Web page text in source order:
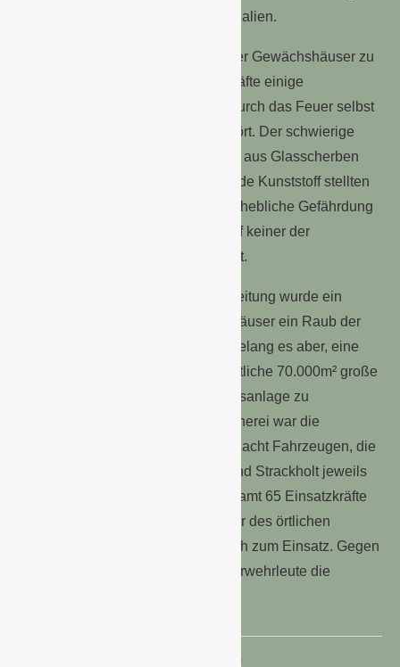
mit Verpackungs- und Arbeitsmaterialien.
Um sich Zugang zum Innenraum der Gewächshäuser zu
verschaffen, mussten die Einsatzkräfte einige
Glasscheiben einschlagen. Auch durch das Feuer selbst
wurden etliche Glasscheiben zerstört. Der schwierige
Zugang zum Brandobjekt, ein Meer aus Glasscherben
und der heruntertropfende brennende Kunststoff stellten
für die Einsatzkräfte eine nicht unerhebliche Gefährdung
dar. Dennoch wurde im Innenangriff keiner der
eigesetzten Feuerwehrleute verletzt.
Aufgrund der rasanten Brandausbreitung wurde ein
Großteil der betroffenen Gewächshäuser ein Raub der
Flammen. Den Feuerwehrkräften gelang es aber, eine
Ausbreitung des Feuers auf die restliche 70.000m² große
zusammenhängende Gewächshausanlage zu
verhindern. Bei der Wiesmoor-Gärtnerei war die
Feuerwehr Wiesmoor war mit allen acht Fahrzeugen, die
Feuerwehren aus Marcardsmoor und Strackholt jeweils
mit einem Fahrzeug vor Ort. Insgesamt 65 Einsatzkräfte
der Feuerwehr sowie ein Mitarbeiter des örtlichen
Energieversorgers kamen zusätzlich zum Einsatz. Gegen
05.30 Uhr konnten die letzten Feuerwehrleute die
2. Januar 2015